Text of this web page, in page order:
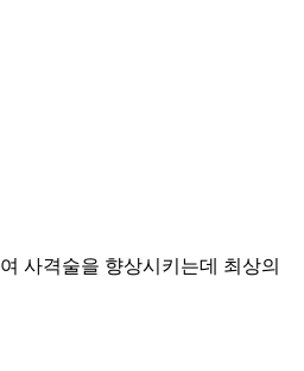
사격술을 향상시키는데 최상의